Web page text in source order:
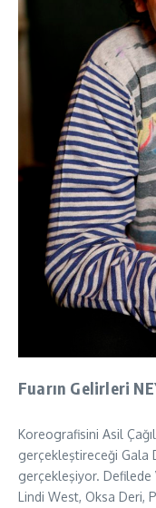
Fuarın Gelirleri
Koreografisini Asil
gerçekleştireceği Gala
gerçekleşiyor. Defilede
Lindi West, Oksa Deri,